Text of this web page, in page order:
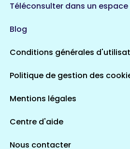
Téléconsulter dans un
Blog
Conditions générales
Politique de gestion des
Mentions légales
Centre d'aide
Nous contacter